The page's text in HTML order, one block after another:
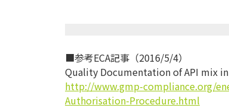
■参考ECA記事（2016/5/4）
Quality Documentation of API mix
http://www.gmp-compliance.org/
Authorisation-Procedure.html